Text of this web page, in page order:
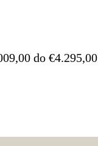
do €4.295,00